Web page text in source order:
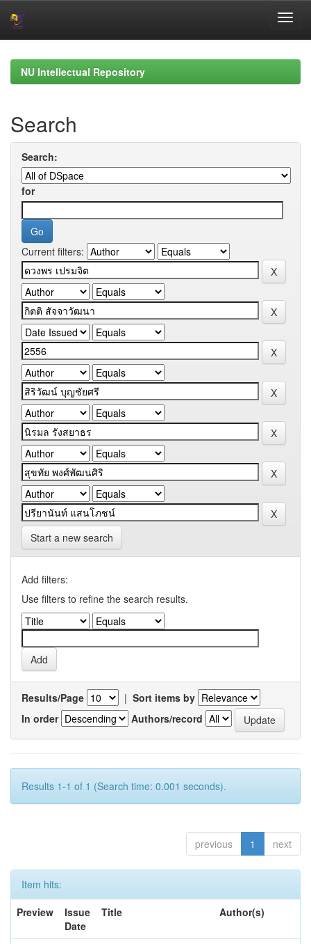
navigationNU Intellectual Repository
Search
Search:
for
Current filters:
Start a new search
Add filters:
Use filters to refine the search results.
Results/Page | Sort items by
In order
Authors/record
Results 1-1 of 1 (Search time: 0.001 seconds).
previous 1 next
Item hits:
Preview
Issue
Date
Title Author(s)